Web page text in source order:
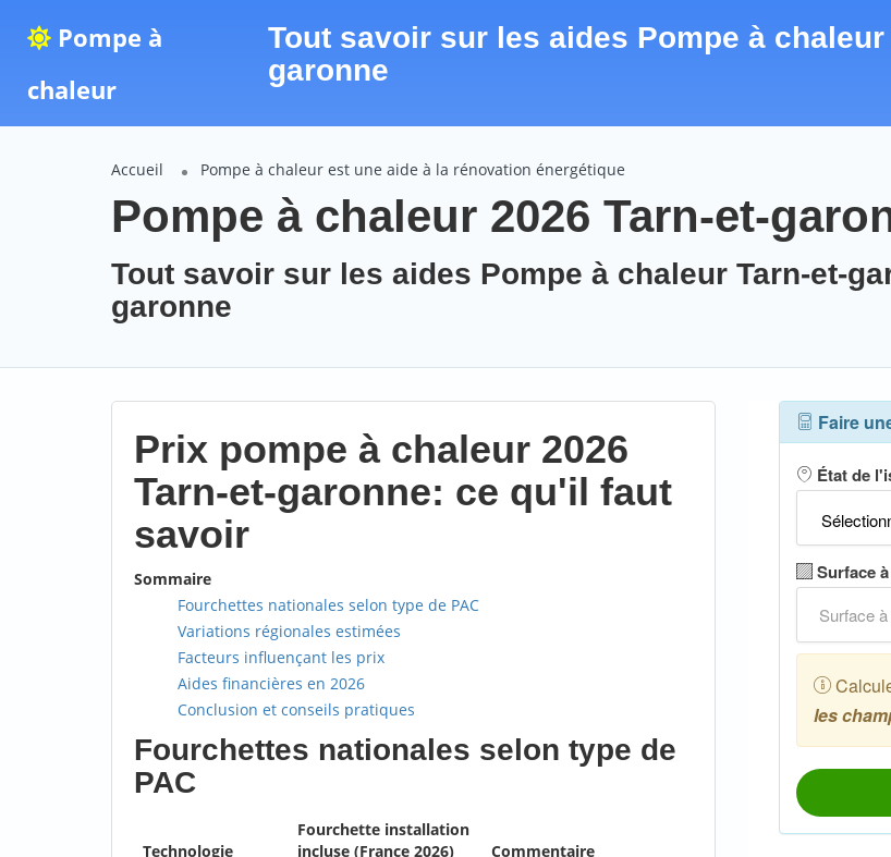
Pompe à
chaleur
Tout savoir sur les aides Pompe à chaleur
garonne
Accueil Pompe à chaleur est une aide à la rénovation énergétique
Pompe à chaleur 2026 Tarn-et-
Tout savoir sur les aides Pompe à chaleur Tarn-et-
garonne
Prix pompe à chaleur 2026
Tarn-et-garonne: ce qu'il faut
savoir
Sommaire
Fourchettes nationales selon type de PAC
Variations régionales estimées
Facteurs influençant les prix
Aides financières en 2026
Conclusion et conseils pratiques
Fourchettes nationales selon type de
PAC
Technologie
Fourchette installation
incluse (France 2026)
Commentaire